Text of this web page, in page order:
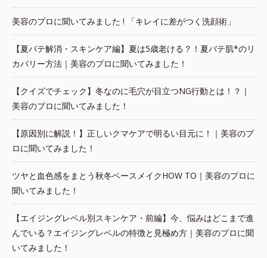
美容のプロに聞いてみました ! 「キレイに差がつく洗顔術」
【夏バテ解消・スキンケア編】夏は5歳老ける？！夏バテ肌*のリ
カバリー方法｜美容のプロに聞いてみました！
【クイズでチェック】冬なのに毛穴が目立つNG行動とは！？｜
美容のプロに聞いてみました！
【原因別に解説！】正しいクマケアで明るい目元に！｜美容のプ
ロに聞いてみました！
ツヤと血色感をまとう秋冬ベースメイクHOW TO｜美容のプロに
聞いてみました！
【エイジングレベル別スキンケア・前編】今、悩みはどこまで進
んでいる？エイジングレベルの特徴と見極め方｜美容のプロに聞
いてみました！